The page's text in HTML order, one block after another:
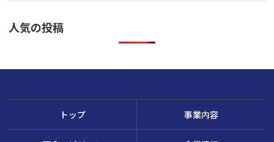
人気の投稿
トップ 事業内容